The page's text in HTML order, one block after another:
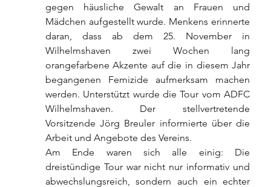
gegen häusliche Gewalt an Frauen und
Mädchen aufgestellt wurde. Menkens erinnerte
daran, dass ab dem 25. November in
Wilhelmshaven zwei Wochen lang
orangefarbene Akzente auf die in diesem Jahr
begangenen Femizide aufmerksam machen
werden. Unterstützt wurde die Tour vom ADFC
Wilhelmshaven. Der stellvertretende
Vorsitzende Jörg Breuler informierte über die
Arbeit und Angebote des Vereins.
Am Ende waren sich alle einig: Die
dreistündige Tour war nicht nur informativ und
abwechslungsreich, sondern auch ein echter